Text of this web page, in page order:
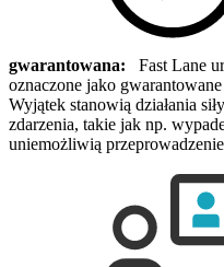
gwarantowana: Fast Lane
oznaczone jako
Wyjątek stanowią działania
zdarzenia, takie jak np.
uniemożliwią